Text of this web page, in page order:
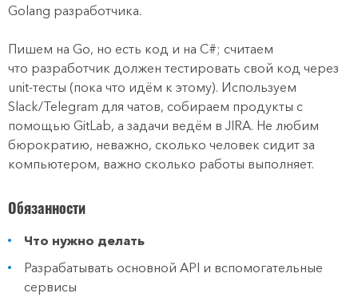
Golang разработчика.
Пишем на Go, но есть код и на C#; считаем
что разработчик должен тестировать свой код через
unit-тесты (пока что идём к этому). Используем
Slack/Telegram для чатов, собираем продукты с
помощью GitLab, а задачи ведём в JIRA. Не любим
бюрократию, неважно, сколько человек сидит за
компьютером, важно сколько работы выполняет.
Обязанности
Что нужно делать
Разрабатывать основной API и вспомогательные
сервисы